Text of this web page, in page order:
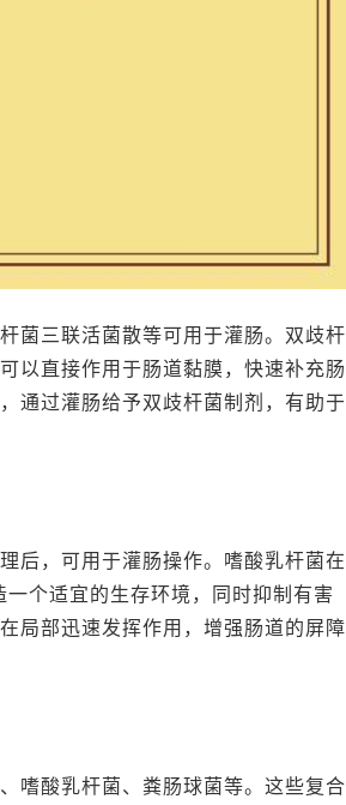
菌三联活菌散等可用于灌肠。双歧杆
以直接作用于肠道黏膜，快速补充肠
通过灌肠给予双歧杆菌制剂，有助于
后，可用于灌肠操作。嗜酸乳杆菌在
个适宜的生存环境，同时抑制有害
局部迅速发挥作用，增强肠道的屏障
嗜酸乳杆菌、粪肠球菌等。这些复合